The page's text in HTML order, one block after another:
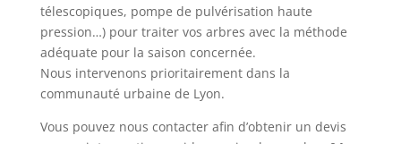
télescopiques, pompe de pulvérisation haute
pression…) pour traiter vos arbres avec la méthode
adéquate pour la saison concernée.
Nous intervenons prioritairement dans la
communauté urbaine de Lyon.
Vous pouvez nous contacter afin d’obtenir un devis